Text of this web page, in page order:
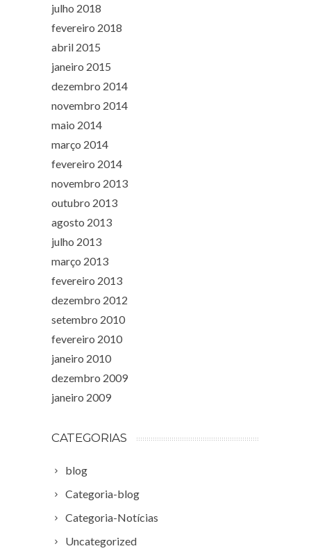
julho 2018
fevereiro 2018
abril 2015
janeiro 2015
dezembro 2014
novembro 2014
maio 2014
março 2014
fevereiro 2014
novembro 2013
outubro 2013
agosto 2013
julho 2013
março 2013
fevereiro 2013
dezembro 2012
setembro 2010
fevereiro 2010
janeiro 2010
dezembro 2009
janeiro 2009
CATEGORIAS
blog
Categoria-blog
Categoria-Notícias
Uncategorized